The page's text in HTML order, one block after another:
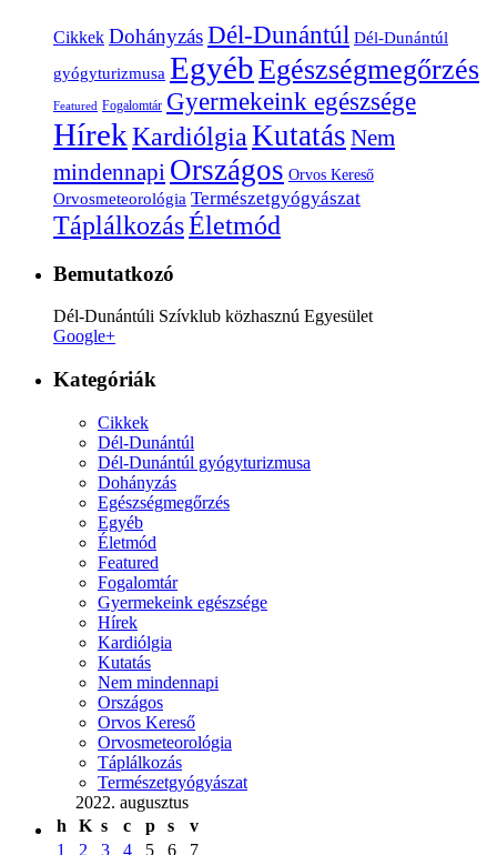
Cikkek DohányzásDél-Dunántúl Dél-Dunántúl
gyógyturizmusa EgyébEgészségmegőrzés
Featured Fogalomtár Gyermekeink egészsége
HírekKardiólgia Kutatás Nem
mindennapi Országos Orvos Kereső
Orvosmeteorológia Természetgyógyászat
TáplálkozásÉletmód
Bemutatkozó
Dél-Dunántúli Szívklub közhasznú Egyesület
Google+
Kategóriák
Cikkek
Dél-Dunántúl
Dél-Dunántúl gyógyturizmusa
Dohányzás
Egészségmegőrzés
Egyéb
Életmód
Featured
Fogalomtár
Gyermekeink egészsége
Hírek
Kardiólgia
Kutatás
Nem mindennapi
Országos
Orvos Kereső
Orvosmeteorológia
Táplálkozás
Természetgyógyászat
2022. augusztus
h
K s c p s
v
1
2 3 4 5 6 7